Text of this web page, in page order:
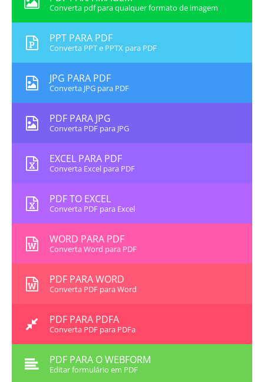
Converta pdf para qualquer formato de imagem
PPT PARA PDF
Converta PPT e PPTX para PDF
JPG PARA PDF
Converta JPG para PDF
PDF PARA JPG
Converta PDF para JPG
EXCEL PARA PDF
Converta Excel para PDF
PDF TO EXCEL
Converta PDF para Excel
WORD PARA PDF
Converta Word para PDF
PDF PARA WORD
Converta PDF para Word
PDF PARA PDFA
Converta PDF para PDFa
PDF PARA O WEBFORM
Editar formulário em PDF